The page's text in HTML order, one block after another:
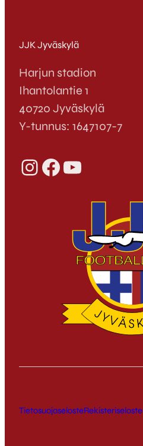
JJK Jyväskylä
Harjun stadion
Ihantolantie 1
40720 Jyväskylä
Y-tunnus: 1647107-7
InstagramFacebook YouTube
TietosuojaselosteRekisteriseloste